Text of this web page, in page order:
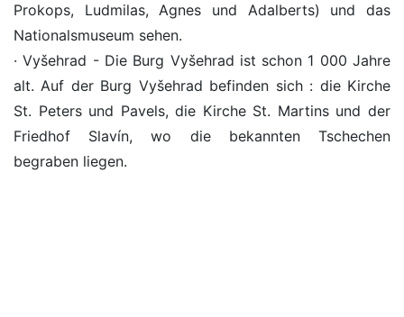
Prokops, Ludmilas, Agnes und Adalberts) und das
Nationalsmuseum sehen.
· Vyšehrad - Die Burg Vyšehrad ist schon 1 000 Jahre
alt. Auf der Burg Vyšehrad befinden sich : die Kirche
St. Peters und Pavels, die Kirche St. Martins und der
Friedhof Slavín, wo die bekannten Tschechen
begraben liegen.